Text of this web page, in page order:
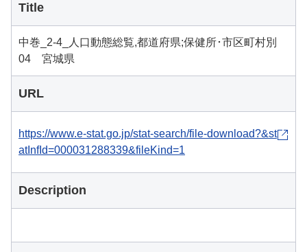
Title
中巻_2-4_人口動態総覧,都道府県;保健所･市区町村別
04 宮城県
URL
https://www.e-stat.go.jp/stat-search/file-download?&st
atInfId=000031288339&fileKind=1
Description